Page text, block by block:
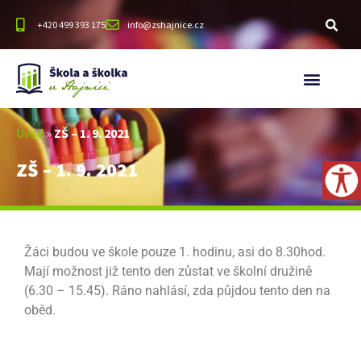
+420 499 393 175 info@zshajnice.cz
Úvod»ZŠ – 1. 9. 2021
ZŠ – 1. 9. 2021
Žáci budou ve škole pouze 1. hodinu, asi do 8.30hod.
Mají možnost již tento den zůstat ve školní družině
(6.30 – 15.45). Ráno nahlásí, zda půjdou tento den na
oběd.